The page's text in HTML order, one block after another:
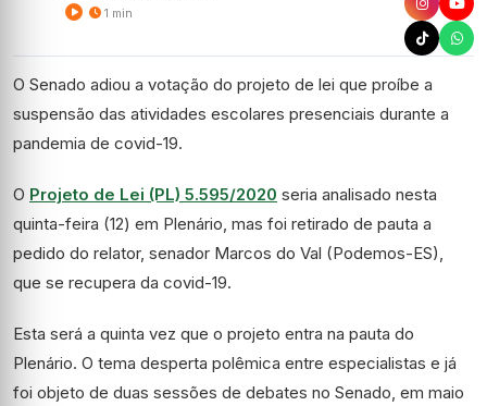
1 min
O Senado adiou a votação do projeto de lei que proíbe a
suspensão das atividades escolares presenciais durante a
pandemia de covid-19.
O Projeto de Lei (PL) 5.595/2020 seria analisado nesta
quinta-feira (12) em Plenário, mas foi retirado de pauta a
pedido do relator, senador Marcos do Val (Podemos-ES),
que se recupera da covid-19.
Esta será a quinta vez que o projeto entra na pauta do
Plenário. O tema desperta polêmica entre especialistas e já
foi objeto de duas sessões de debates no Senado, em maio